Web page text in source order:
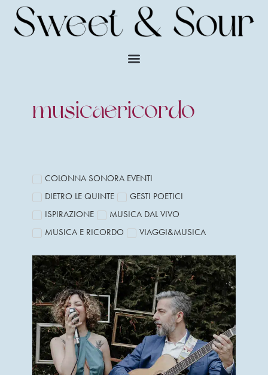
musicaericordo
COLONNA SONORA EVENTI
DIETRO LE QUINTE
GESTI POETICI
ISPIRAZIONE
MUSICA DAL VIVO
MUSICA E RICORDO
VIAGGI&MUSICA